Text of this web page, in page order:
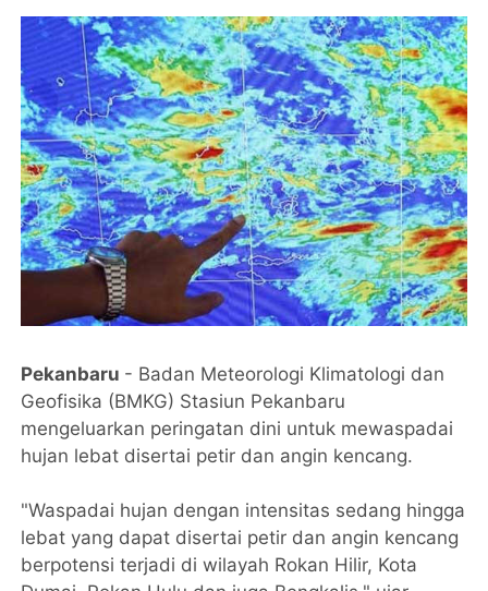
Pekanbaru - Badan Meteorologi Klimatologi dan
Geofisika (BMKG) Stasiun Pekanbaru
mengeluarkan peringatan dini untuk mewaspadai
hujan lebat disertai petir dan angin kencang.
"Waspadai hujan dengan intensitas sedang hingga
lebat yang dapat disertai petir dan angin kencang
berpotensi terjadi di wilayah Rokan Hilir, Kota